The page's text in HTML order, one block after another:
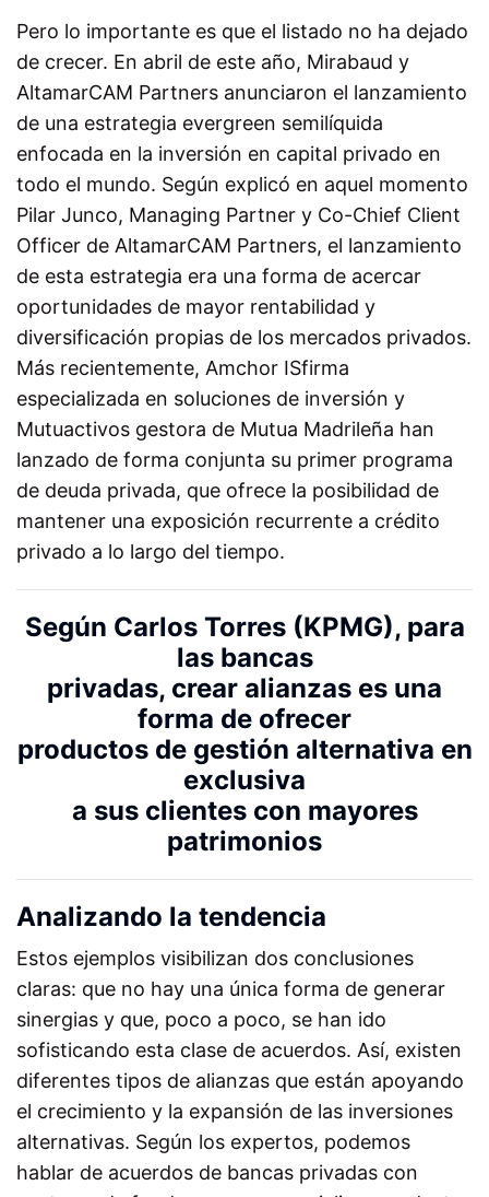
Pero lo importante es que el listado no ha dejado
de crecer. En abril de este año, Mirabaud y
AltamarCAM Partners anunciaron el lanzamiento
de una estrategia evergreen semilíquida
enfocada en la inversión en capital privado en
todo el mundo. Según explicó en aquel momento
Pilar Junco, Managing Partner y Co-Chief Client
Officer de AltamarCAM Partners, el lanzamiento
de esta estrategia era una forma de acercar
oportunidades de mayor rentabilidad y
diversificación propias de los mercados privados.
Más recientemente, Amchor ISfirma
especializada en soluciones de inversión y
Mutuactivos gestora de Mutua Madrileña han
lanzado de forma conjunta su primer programa
de deuda privada, que ofrece la posibilidad de
mantener una exposición recurrente a crédito
privado a lo largo del tiempo.
Según Carlos Torres (KPMG), para
las bancas
privadas, crear alianzas es una
forma de ofrecer
productos de gestión alternativa en
exclusiva
a sus clientes con mayores
patrimonios
Analizando la tendencia
Estos ejemplos visibilizan dos conclusiones
claras: que no hay una única forma de generar
sinergias y que, poco a poco, se han ido
sofisticando esta clase de acuerdos. Así, existen
diferentes tipos de alianzas que están apoyando
el crecimiento y la expansión de las inversiones
alternativas. Según los expertos, podemos
hablar de acuerdos de bancas privadas con